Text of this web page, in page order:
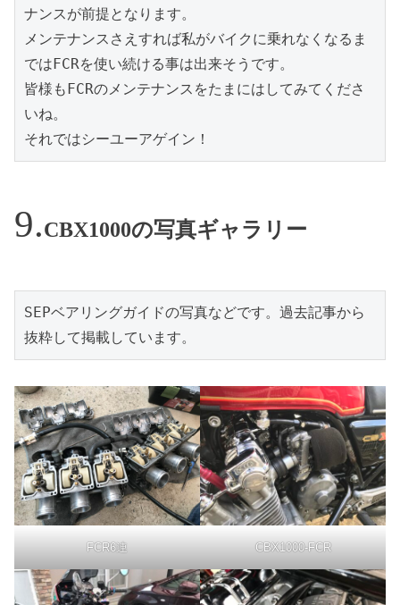
ナンスが前提となります。
メンテナンスさえすれば私がバイクに乗れなくなるま
ではFCRを使い続ける事は出来そうです。
皆様もFCRのメンテナンスをたまにはしてみてくださ
いね。
それではシーユーアゲイン！
CBX1000の写真ギャラリー
SEPベアリングガイドの写真などです。過去記事から
抜粋して掲載しています。
FCR6連 CBX1000-FCR